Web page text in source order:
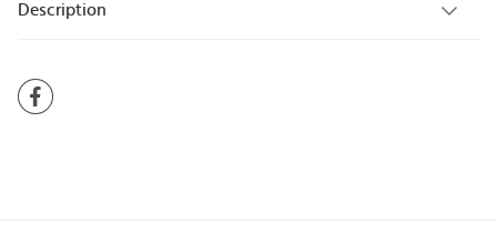
Description